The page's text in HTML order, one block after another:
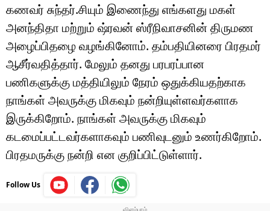
கணவர் சுந்தர்.சியும் இணைந்து எங்களது மகள்
அனந்திதா மற்றும் ஷ்ரவன் ஸ்ரீநிவாசனின் திருமண
அழைப்பிதழை வழங்கினோம். தம்பதியினரை பிரதமர்
ஆசீர்வதித்தார். மேலும் தனது பரபரப்பான
பணிகளுக்கு மத்தியிலும் நேரம் ஒதுக்கியதற்காக
நாங்கள் அவருக்கு மிகவும் நன்றியுள்ளவர்களாக
இருக்கிறோம். நாங்கள் அவருக்கு மிகவும்
கடமைப்பட்டவர்களாகவும் பணிவுடனும் உணர்கிறோம்.
பிரதமருக்கு நன்றி என குறிப்பிட்டுள்ளார்.
Follow Us